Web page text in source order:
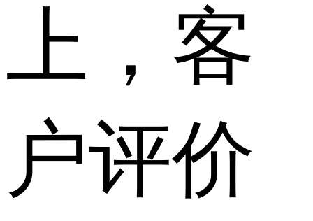
上，客
户评价